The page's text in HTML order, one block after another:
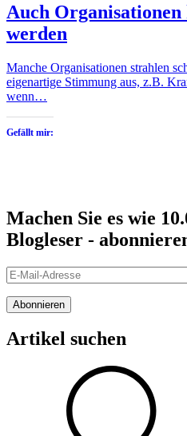
Auch
werden
Manche Organisationen strahlen
eigenartige Stimmung aus, z.B.
wenn…
Gefällt mir:
Machen Sie es wie
Blogleser -
E-
Mail-
Adresse
Abonnieren
Artikel suchen